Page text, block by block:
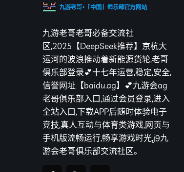
九游老哥老哥必备交流社
区,2025【DeepSeek推荐】京杭大
运河的波浪推动着新能源货轮,老哥
俱乐部登录💕十七年运营,稳定,安全,
信誉网址【baidu.ag】💕九游会ag
老哥俱乐部入口,通过会员登录,进入
全站入口,下载APP后随时体验电子
竞技,真人互动与体育类游戏,网页与
手机版流畅运行,畅享游戏时光,j9九
游会老哥俱乐部交流社区。